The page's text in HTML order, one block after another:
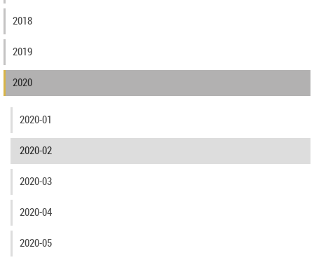
2018
2019
2020
2020-01
2020-02
2020-03
2020-04
2020-05